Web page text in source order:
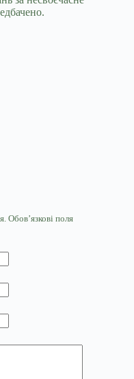
Обов’язкові поля